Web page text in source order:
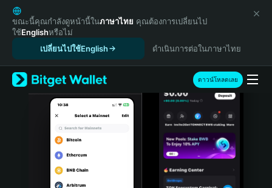
English
日本語
Tiếng Việt
Español (Latinoamérica)
Türkçe
Italiano
Português (Portugal)
Bahasa Indonesia
ขณะนี้คุณกำลังดูหน้านี้ในภาษาไทย คุณต้องการเปลี่ยนไป
ใช้Englishหรือไม่
เปลี่ยนไปใช้English
ดำเนินการต่อในภาษาไทย
ดาวน์โหลดเลย